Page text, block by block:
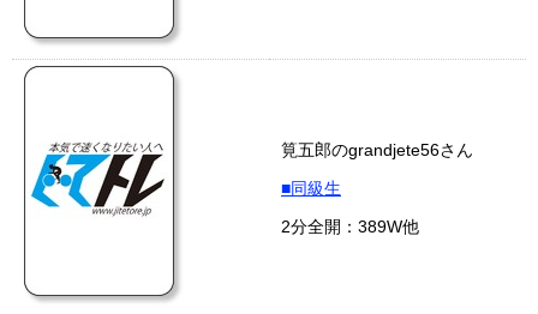
筧五郎のgrandjete56さん
■同級生
2分全開：389W他